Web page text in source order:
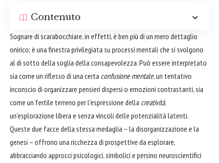
Contenuto
Sognare di scarabocchiare, in effetti, è ben più di un mero dettaglio
onirico; è una finestra privilegiata su processi mentali che si svolgono
al di sotto della soglia della consapevolezza. Può essere interpretato
sia come un riflesso di una certa confusione mentale, un tentativo
inconscio di organizzare pensieri dispersi o emozioni contrastanti, sia
come un fertile terreno per l'espressione della creatività,
un'esplorazione libera e senza vincoli delle potenzialità latenti.
Queste due facce della stessa medaglia – la disorganizzazione e la
genesi – offrono una ricchezza di prospettive da esplorare,
abbracciando approcci psicologici, simbolici e persino neuroscientifici